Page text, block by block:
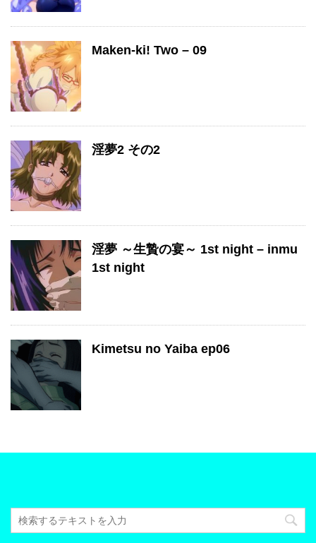
Maken-ki! Two – 09
淫夢2 その2
淫夢 ～生贄の宴～ 1st night – inmu
1st night
Kimetsu no Yaiba ep06